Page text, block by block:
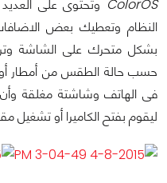
ColorOS وتحتوى على
النظام وتعطيك بعض
بشكل متحرك على الشاشة
حسب حالة الطقس من أمطار
فى الهاتف وشاشتة مغلقة
ليقوم بفتح الكاميرا أو تشغيل